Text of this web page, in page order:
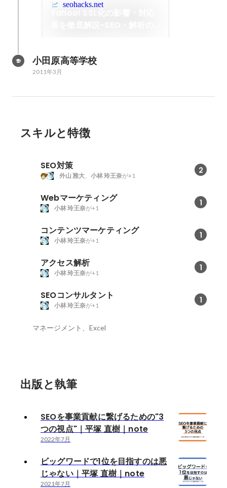
seohacks.net
小田原高等学校
2011年3月
スキルと特徴
SEO対策 2
外山 雅大、 小林 玲王奈が+1
Webマーケティング 1
小林 玲王奈が+1
コンテンツマーケティング 1
小林 玲王奈が+1
アクセス解析 1
小林 玲王奈が+1
SEOコンサルタント 1
小林 玲王奈が+1
マネージメント、Excel
出版と執筆
SEOを事業貢献に繋げるための"3
つの視点"｜平塚 直樹｜note
2022年7月
ビッグワードで1位を目指すのは悪
じゃない｜平塚 直樹｜note
2021年7月